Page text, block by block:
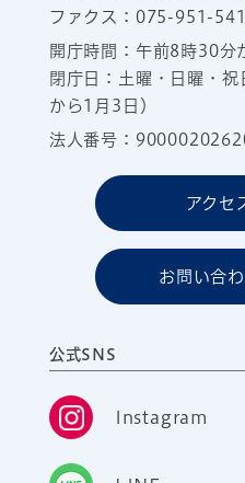
ファクス：075-951-
開庁時間：午前8時30
閉庁日：土曜・日曜・
から1月3日）
法人番号：
アクセ
お問い合
公式SNS
Instagram